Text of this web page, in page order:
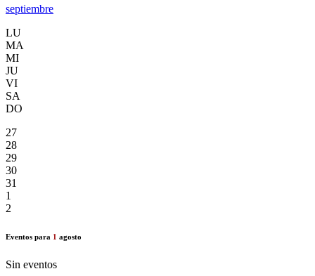
septiembre
LU
MA
MI
JU
VI
SA
DO
27
28
29
30
31
1
2
Eventos para 1 agosto
Sin eventos